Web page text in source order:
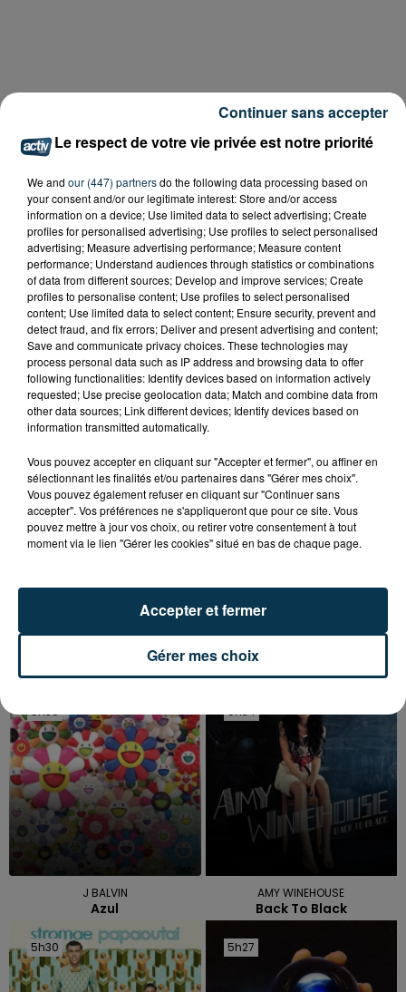
TITRES DIFFUSÉS
5h38
5h38
J BALVIN
Azul
5h34
5h34
AMY WINEHOUSE
Back To Black
5h30
5h30 5h27
5h27
Le respect de votre vie privée est notre priorité
We and our (447) partnersdo the following data processing based on
your consent and/or our legitimate interest: Store and/or access
information on a device; Use limited data to select advertising; Create
profiles for personalised advertising; Use profiles to select personalised
advertising; Measure advertising performance; Measure content
performance; Understand audiences through statistics or combinations
of data from different sources; Develop and improve services; Create
profiles to personalise content; Use profiles to select personalised
content; Use limited data to select content; Ensure security, prevent and
detect fraud, and fix errors; Deliver and present advertising and content;
Save and communicate privacy choices. These technologies may
process personal data such as IP address and browsing data to offer
following functionalities: Identify devices based on information actively
requested; Use precise geolocation data; Match and combine data from
other data sources; Link different devices; Identify devices based on
information transmitted automatically.
Vous pouvez accepter en cliquant sur "Accepter et fermer", ou affiner en
sélectionnant les finalités et/ou partenaires dans "Gérer mes choix".
Vous pouvez également refuser en cliquant sur "Continuer sans
accepter". Vos préférences ne s'appliqueront que pour ce site. Vous
pouvez mettre à jour vos choix, ou retirer votre consentement à tout
moment via le lien "Gérer les cookies" situé en bas de chaque page.
Gérer mes choix
Accepter et fermer
Continuer sans accepter